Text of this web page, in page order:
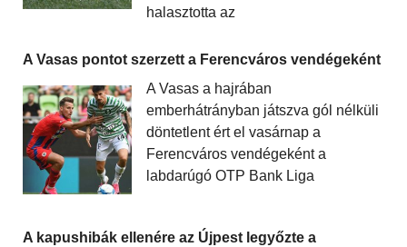
halasztotta az
A Vasas pontot szerzett a Ferencváros vendégeként
A Vasas a hajrában
emberhátrányban játszva gól nélküli
döntetlent ért el vasárnap a
Ferencváros vendégeként a
labdarúgó OTP Bank Liga
A kapushibák ellenére az Újpest legyőzte a